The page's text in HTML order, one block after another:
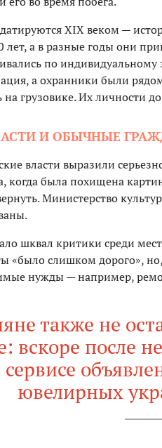
XIX веком —
лет, а в разные годы они
по индивидуальному
а охранники были
на грузовике. Их личности
И ОБЫЧНЫЕ
власти выразили
когда была похищена
Министерство
шквал критики среди
«было слишком дорого»,
нужды — например,
также не
вскоре после
сервисе
ювелирных